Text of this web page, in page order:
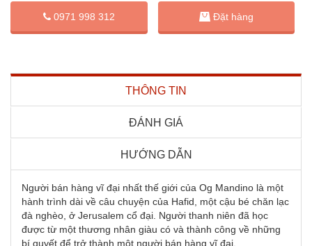
0971 998 312 Đặt hàng
THÔNG TIN
ĐÁNH GIÁ
HƯỚNG DẪN
Người bán hàng vĩ đại nhất thế giới của Og Mandino là một
hành trình dài về câu chuyện của Hafid, một cậu bé chăn lạc
đà nghèo, ở Jerusalem cổ đại. Người thanh niên đã học
được từ một thương nhân giàu có và thành công về những
bí quyết để trở thành một người bán hàng vĩ đại.